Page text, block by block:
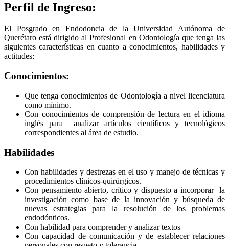
Perfil de Ingreso:
El Posgrado en Endodoncia de la Universidad Autónoma de
Querétaro está dirigido al Profesional en Odontología que tenga las
siguientes características en cuanto a conocimientos, habilidades y
actitudes:
Conocimientos:
Que tenga conocimientos de Odontología a nivel licenciatura
como mínimo.
Con conocimientos de comprensión de lectura en el idioma
inglés para analizar artículos científicos y tecnológicos
correspondientes al área de estudio.
Habilidades
Con habilidades y destrezas en el uso y manejo de técnicas y
procedimientos clínicos-quirúrgicos.
Con pensamiento abierto, crítico y dispuesto a incorporar la
investigación como base de la innovación y búsqueda de
nuevas estrategias para la resolución de los problemas
endodónticos.
Con habilidad para comprender y analizar textos
Con capacidad de comunicación y de establecer relaciones